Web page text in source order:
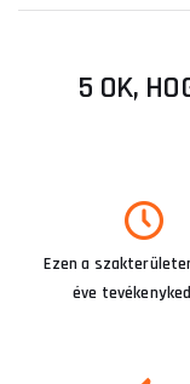
5 OK,
Ezen a
éve